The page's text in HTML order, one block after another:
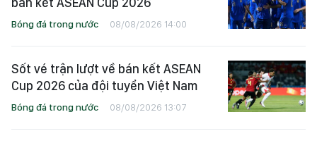
Bóng đá trong nước 08/08/2026 14:00
Sốt vé trận lượt về bán kết ASEAN
Cup 2026 của đội tuyển Việt Nam
Bóng đá trong nước 08/08/2026 13:07